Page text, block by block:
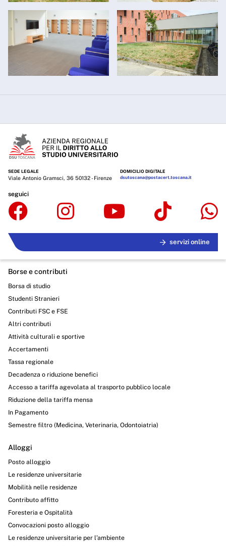
SEDE LEGALE
Viale Antonio Gramsci, 36 50132 - Firenze
DOMICILIO DIGITALE
dsutoscana@postacert.toscana.it
seguici
servizi online
Borse e contributi
Borsa di studio
Studenti Stranieri
Contributi FSC e FSE
Altri contributi
Attività culturali e sportive
Accertamenti
Tassa regionale
Decadenza o riduzione benefici
Accesso a tariffa agevolata al trasporto pubblico locale
Riduzione della tariffa mensa
In Pagamento
Semestre filtro (Medicina, Veterinaria, Odontoiatria)
Alloggi
Posto alloggio
Le residenze universitarie
Mobilità nelle residenze
Contributo affitto
Foresteria e Ospitalità
Convocazioni posto alloggio
Le residenze universitarie per l’ambiente